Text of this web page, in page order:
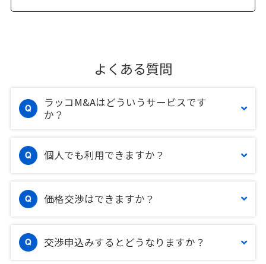
よくある質問
ラッコM&Aはどういうサービスです
か？
個人でも利用できますか？
価格交渉はできますか？
交渉申込みするとどうなりますか？